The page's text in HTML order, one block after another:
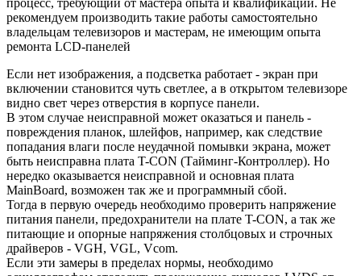
процесс, требующий от мастера опыта и квалификации. Не
рекомендуем производить такие работы самостоятельно
владельцам телевизоров и мастерам, не имеющим опыта
ремонта LCD-панелей
Если нет изображения, а подсветка работает - экран при
включении становится чуть светлее, а в открытом телевизоре
видно свет через отверстия в корпусе панели.
В этом случае неисправной может оказаться и панель -
повреждения планок, шлейфов, например, как следствие
попадания влаги после неудачной помывки экрана, может
быть неисправна плата T-CON (Тайминг-Контроллер). Но
нередко оказывается неисправной и основная плата
MainBoard, возможен так же и программный сбой.
Тогда в первую очередь необходимо проверить напряжение
питания панели, предохранители на плате T-CON, а так же
питающие и опорные напряжения столбцовых и строчных
драйверов - VGH, VGL, Vcom.
Если эти замеры в пределах нормы, необходимо